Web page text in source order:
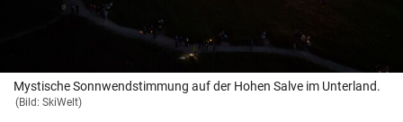
© Krone Multimedia GmbH & Co KG 2026
Muthgasse 2, 1190 Wien
Mystische Sonnwendstimmung auf der Hohen Salve im Unterland.
(Bild: SkiWelt)